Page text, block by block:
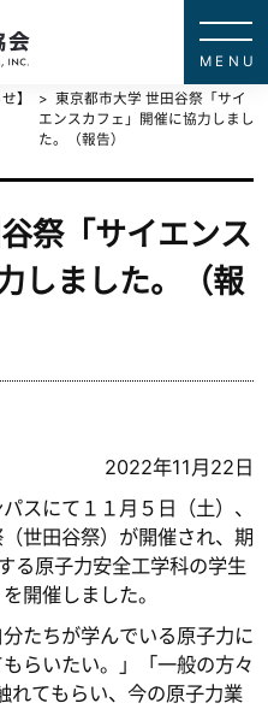
】
東京都市大学 世田谷祭「サイ
エンスカフェ」開催に協力しまし
た。（報告）
祭「サイエンス
しました。（報
2022年11月22日
スにて１１月５日（土）、
世田谷祭）が開催され、期
る原子力安全工学科の学生
開催しました。
たちが学んでいる原子力に
らいたい。」「一般の方々
れてもらい、今の原子力業